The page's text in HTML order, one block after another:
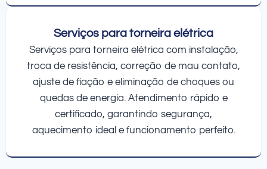
Serviços para torneira elétrica
Serviços para torneira elétrica com instalação,
troca de resistência, correção de mau contato,
ajuste de fiação e eliminação de choques ou
quedas de energia. Atendimento rápido e
certificado, garantindo segurança,
aquecimento ideal e funcionamento perfeito.